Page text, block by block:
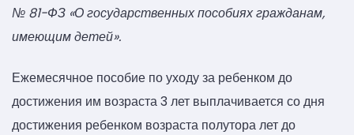
№ 81-ФЗ «О государственных пособиях гражданам,
имеющим детей».
Ежемесячное пособие по уходу за ребенком до
достижения им возраста 3 лет выплачивается со дня
достижения ребенком возраста полутора лет до